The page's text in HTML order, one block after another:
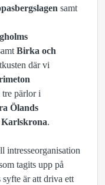
samt
Birka och
där vi
tre pärlor i
Ölands
Karlskrona.
intresseorganisation
tagits upp på
syfte är att driva ett